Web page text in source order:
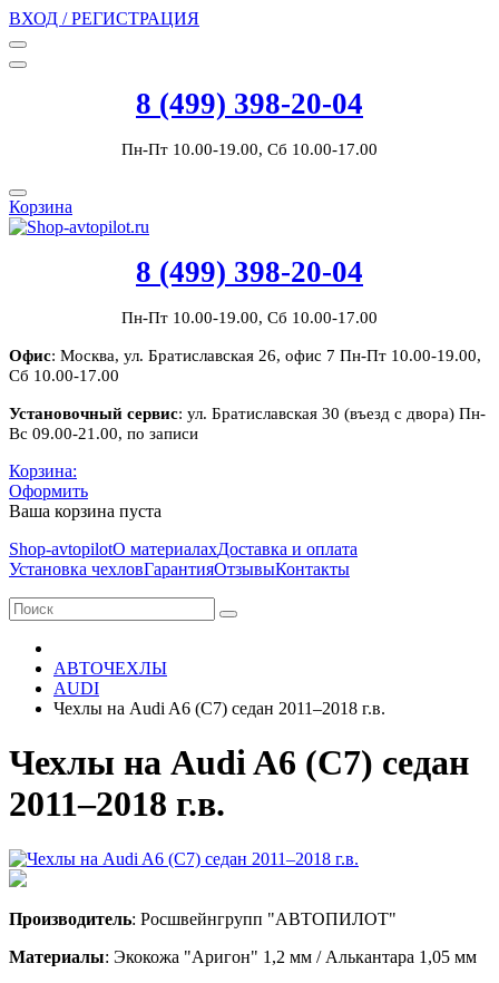
ВХОД / РЕГИСТРАЦИЯ
8 (499) 398-20-04
Пн-Пт 10.00-19.00, Сб 10.00-17.00
Корзина
8 (499) 398-20-04
Пн-Пт 10.00-19.00, Сб 10.00-17.00
Офис: Москва, ул. Братиславская 26, офис 7 Пн-Пт 10.00-19.00,
Сб 10.00-17.00
Установочный сервис: ул. Братиславская 30 (въезд с двора) Пн-
Вс 09.00-21.00, по записи
Корзина:
Оформить
Ваша корзина пуста
Shop-avtopilotО материалахДоставка и оплата
Установка чехловГарантияОтзывыКонтакты
АВТОЧЕХЛЫ
AUDI
Чехлы на Audi A6 (С7) седан 2011–2018 г.в.
Чехлы на Audi A6 (С7) седан
2011–2018 г.в.
Производитель: Росшвейнгрупп "АВТОПИЛОТ"
Материалы: Экокожа "Аригон" 1,2 мм / Алькантара 1,05 мм